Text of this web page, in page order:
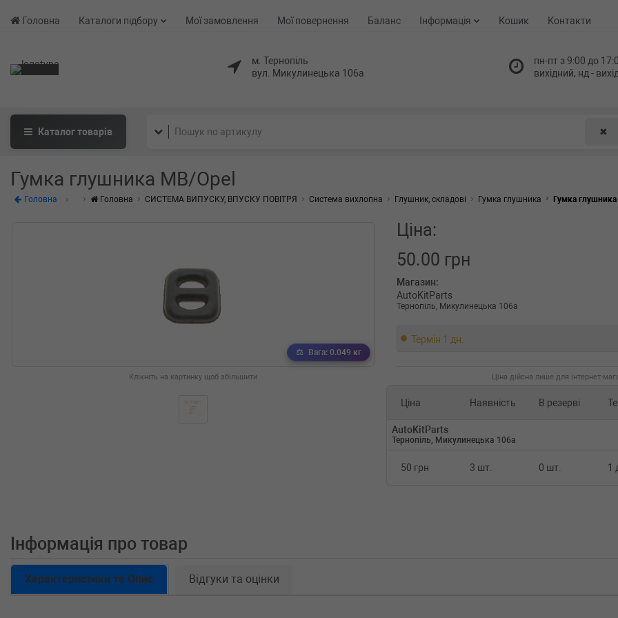
Головна Каталоги підбору Мої замовлення Мої повернення Баланс Інформація Кошик Контакти
м. Тернопіль
вул. Микулинецька 106а
пн-пт з 9:00 до
вихідний, нд -
Каталогтоварів ✖
Гумка глушника MB/Opel
Головна Головна СИСТЕМА ВИПУСКУ, ВПУСКУ ПОВІТРЯ Система вихлопна Глушник, складові Гумка глушника Гумка
Вага: 0.049 кг
Клікніть на картинку щоб збільшити
Ціна:
50.00 грн
Магазин:
AutoKitParts
Тернопіль, Микулинецька 106а
Термін 1 дн.
Ціна дійсна лише для інтернет-
Ціна Наявність В резерві
AutoKitParts
Тернопіль, Микулинецька 106а
50 грн 3 шт. 0 шт. 1
Інформація про товар
Характеристики та Опис Відгуки та оцінки